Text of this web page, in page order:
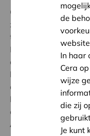
Overstromingen,
zijn voor de
tijd van
terrasjes kunnen
Eén van de grote
de
het waterpeil. Gaan
drinkwater hebben?
het
akkers gezond?
Alles begint en
de
In haar
Cera
wijze
die zij
Je kunt